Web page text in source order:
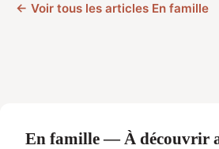
← Voir tous les articles En famille
En famille — À découvrir